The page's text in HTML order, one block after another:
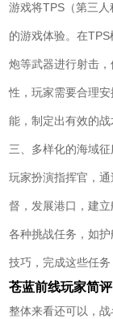
游戏将TPS（第三
的游戏体验。在
炮等武器进行射击
性，玩家需要合理
能，制定出有效的战
三、多样化的海域
玩家扮演指挥官，
督，发展港口，建
各种挑战任务，如
技巧，完成这些任务
苍蓝前线玩家简评
整体来看还可以，